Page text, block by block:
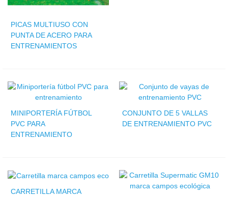
PICAS MULTIUSO CON
PUNTA DE ACERO PARA
ENTRENAMIENTOS
MINIPORTERÍA FÚTBOL
PVC PARA
ENTRENAMIENTO
CONJUNTO DE 5 VALLAS
DE ENTRENAMIENTO PVC
CARRETILLA MARCA